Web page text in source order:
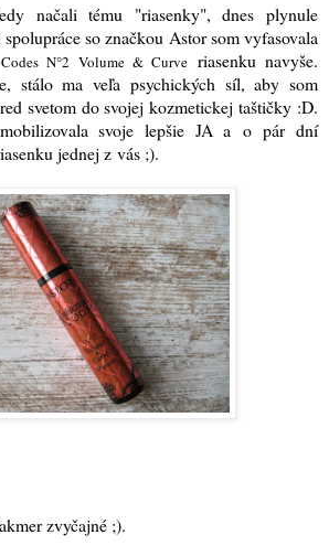
načali tému "riasenky", dnes plynule
so značkou Astor som vyfasovala
N°2 Volume & Curve riasenku navyše.
stálo ma veľa psychických síl, aby som
svetom do svojej kozmetickej taštičky :D.
svoje lepšie JA a o pár dní
jednej z vás ;).
zvyčajné ;).